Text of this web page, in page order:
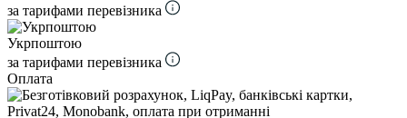
за тарифами перевізника
Укрпоштою
за тарифами перевізника
Оплата